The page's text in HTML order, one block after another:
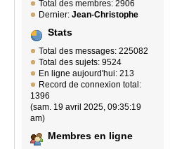
Total des membres: 2906
Dernier: Jean-Christophe
Stats
Total des messages: 225082
Total des sujets: 9524
En ligne aujourd'hui: 213
Record de connexion total:
1396
(sam. 19 avril 2025, 09:35:19
am)
Membres en ligne